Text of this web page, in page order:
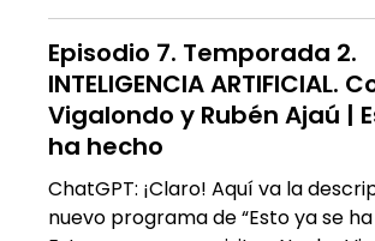
Episodio 7. Temporada 2.
INTELIGENCIA ARTIFICIAL.
Vigalondo y Rubén Ajaú |
ha hecho
ChatGPT: ¡Claro! Aquí va la
nuevo programa de “Esto ya se ha